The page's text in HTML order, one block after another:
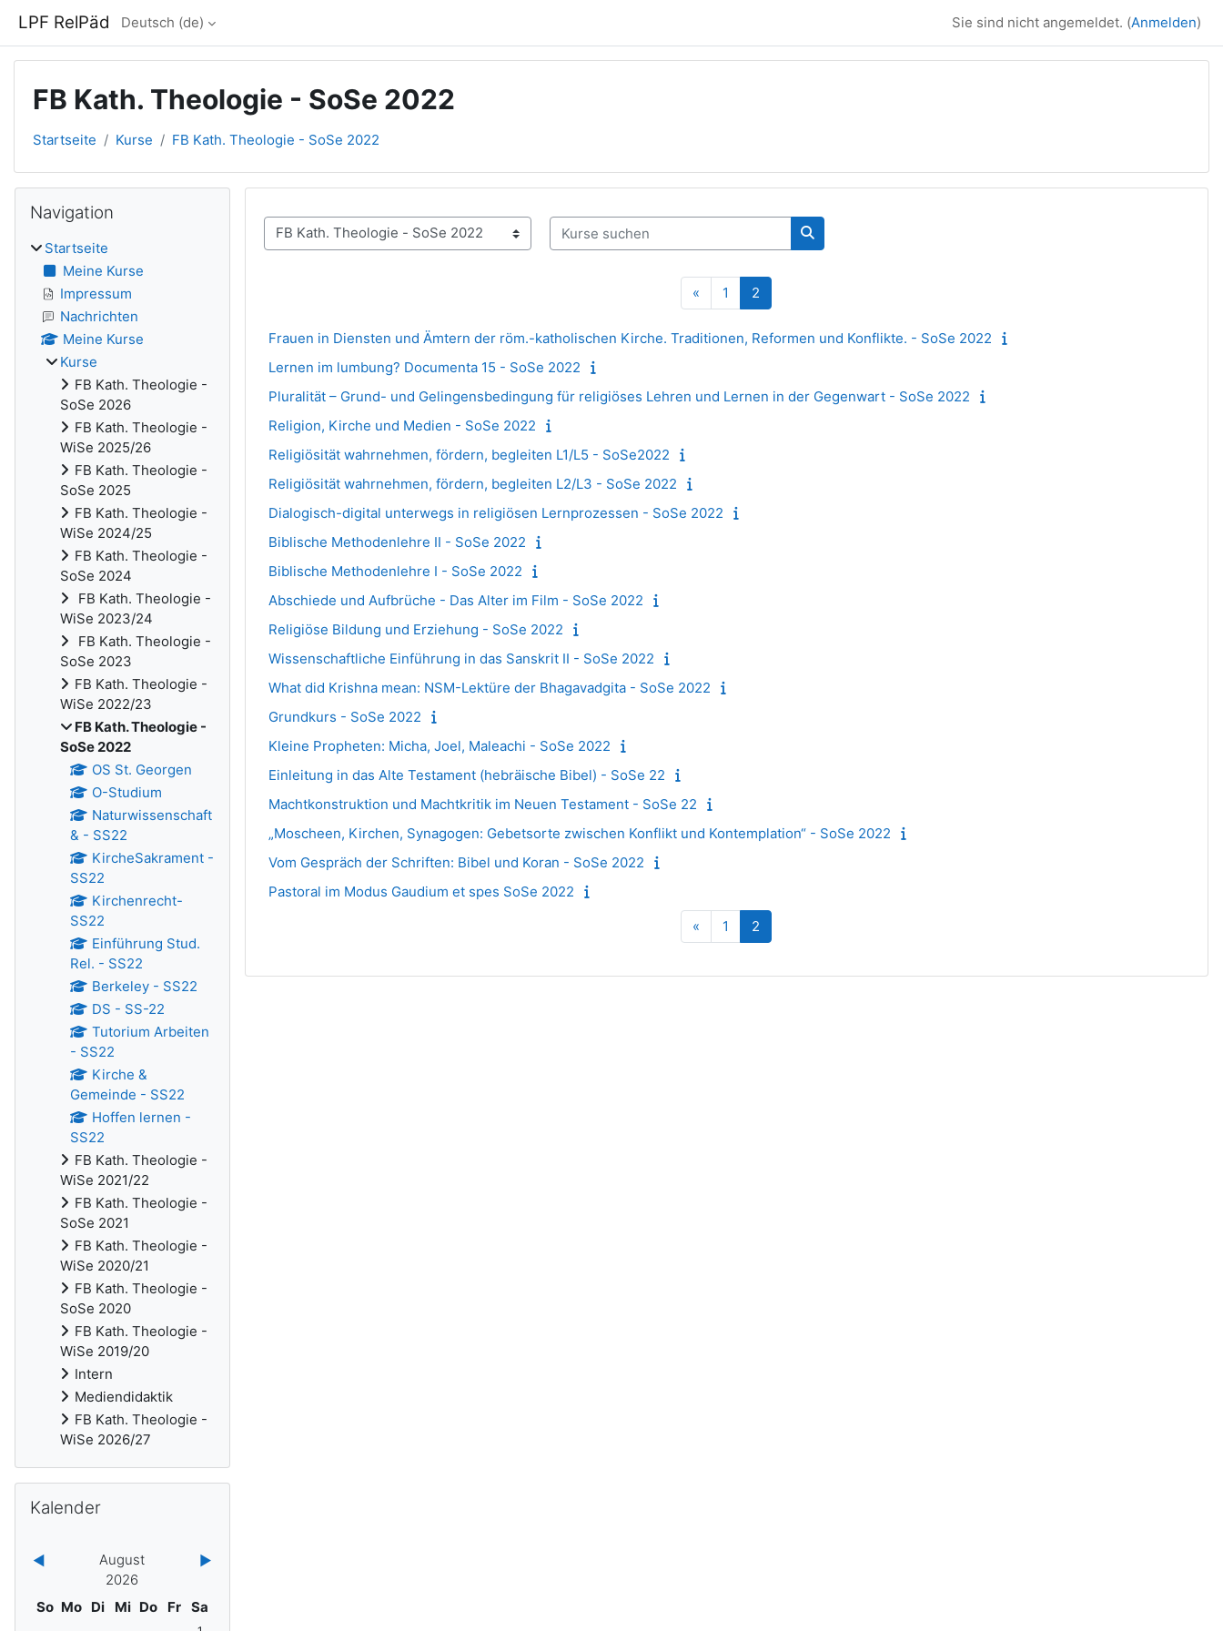
LPF RelPäd Deutsch ‎(de)‎ Sie sind nicht angemeldet. (Anmelden)
FB Kath. Theologie - SoSe 2022
Startseite Kurse FB Kath. Theologie - SoSe 2022
Kursbereiche
Kurse suchen
Kurse suchen
« Vorherige Seite
1 Seite 1
2
Frauen in Diensten und Ämtern der röm.-katholischen Kirche. Traditionen, Reformen und Konflikte. - SoSe 2022
Lernen im lumbung? Documenta 15 - SoSe 2022
Pluralität – Grund- und Gelingensbedingung für religiöses Lehren und Lernen in der Gegenwart - SoSe 2022
Religion, Kirche und Medien - SoSe 2022
Religiösität wahrnehmen, fördern, begleiten L1/L5 - SoSe2022
Religiösität wahrnehmen, fördern, begleiten L2/L3 - SoSe 2022
Dialogisch-digital unterwegs in religiösen Lernprozessen - SoSe 2022
Biblische Methodenlehre II - SoSe 2022
Biblische Methodenlehre I - SoSe 2022
Abschiede und Aufbrüche - Das Alter im Film - SoSe 2022
Religiöse Bildung und Erziehung - SoSe 2022
Wissenschaftliche Einführung in das Sanskrit II - SoSe 2022
What did Krishna mean: NSM-Lektüre der Bhagavadgita - SoSe 2022
Grundkurs - SoSe 2022
Kleine Propheten: Micha, Joel, Maleachi - SoSe 2022
Einleitung in das Alte Testament (hebräische Bibel) - SoSe 22
Machtkonstruktion und Machtkritik im Neuen Testament - SoSe 22
„Moscheen, Kirchen, Synagogen: Gebetsorte zwischen Konflikt und Kontemplation“ - SoSe 2022
Vom Gespräch der Schriften: Bibel und Koran - SoSe 2022
Pastoral im Modus Gaudium et spes SoSe 2022
« Vorherige Seite
1 Seite 1
2
Blöcke
Navigation
Startseite
Meine Kurse
Impressum
Nachrichten
Meine Kurse
Kurse
FB Kath. Theologie -
SoSe 2026
FB Kath. Theologie -
WiSe 2025/26
FB Kath. Theologie -
SoSe 2025
FB Kath. Theologie -
WiSe 2024/25
FB Kath. Theologie -
SoSe 2024
FB Kath. Theologie -
WiSe 2023/24
FB Kath. Theologie -
SoSe 2023
FB Kath. Theologie -
WiSe 2022/23
FB Kath. Theologie -
SoSe 2022
OS St. Georgen
O-Studium
Naturwissenschaft
& - SS22
KircheSakrament -
SS22
Kirchenrecht-
SS22
Einführung Stud.
Rel. - SS22
Berkeley - SS22
DS - SS-22
Tutorium Arbeiten
- SS22
Kirche &
Gemeinde - SS22
Hoffen lernen -
SS22
FB Kath. Theologie -
WiSe 2021/22
FB Kath. Theologie -
SoSe 2021
FB Kath. Theologie -
WiSe 2020/21
FB Kath. Theologie -
SoSe 2020
FB Kath. Theologie -
WiSe 2019/20
Intern
Mediendidaktik
FB Kath. Theologie -
WiSe 2026/27
Kalender
◀︎
August
2026
▶︎
Sonntag
So Montag
Mo Dienstag
Di Mittwoch
Mi Donnerstag
Do Freitag
Fr Samstag
Sa
Keine Termine, Samstag, 1. August